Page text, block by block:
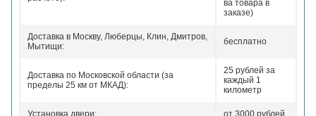
ва товара в
заказе)
Доставка в Москву, Люберцы, Клин, Дмитров,
Мытищи:
бесплатно
Доставка по Московской области (за
пределы 25 км от МКАД):
25 рублей за
каждый 1
километр
Установка двери: от 3000 рублей